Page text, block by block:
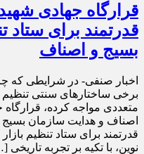
قرارگاه جهادی
قدرتمند برای ستاد
بسیج و اصناف
اخبار صنفی- در شرایطی که
برخی ساختارهای سنتی تنظیم
متعددی مواجه کرده،
اصناف و هدایت سازمان بسیج
قدرتمند برای ستاد تنظیم
نوین، با تکیه بر تجربه تاریخی